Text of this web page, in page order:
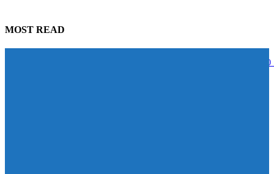
MOST READ
STECON ปลื้มนักลงทุนตอบรับหุ้นกู้เกินเป้าหมาย ระดมทุนสำเร็จ